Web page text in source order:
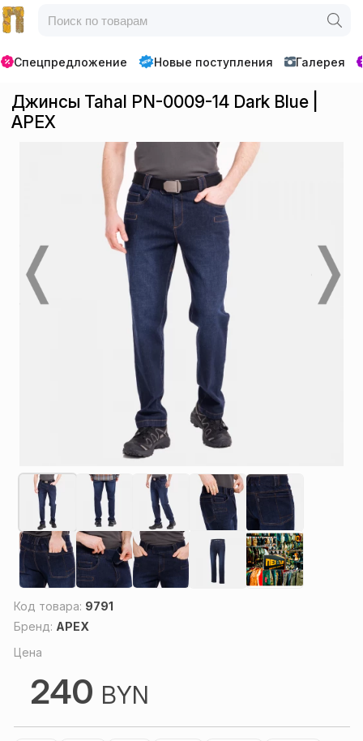
Спецпредложение Новые поступления Галерея
Джинсы Tahal PN-0009-14 Dark Blue |
APEX
Код товара: 9791
Бренд: APEX
Цена
240 BYN